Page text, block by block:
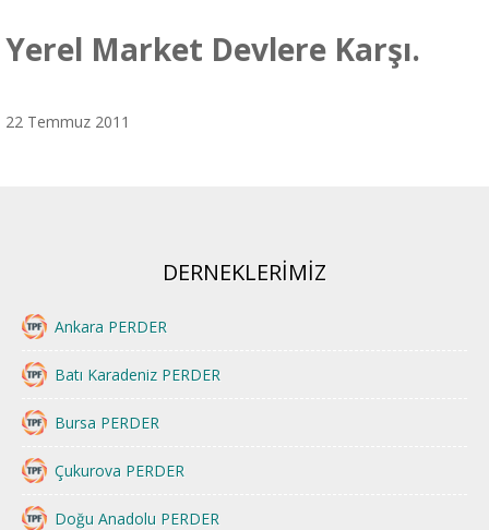
Yerel Market Devlere Karşı.
22 Temmuz 2011
DERNEKLERİMİZ
Ankara PERDER
Batı Karadeniz PERDER
Bursa PERDER
Çukurova PERDER
Doğu Anadolu PERDER